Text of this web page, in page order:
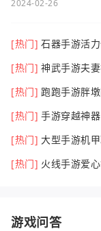
2024-02-26
[热门] 石器手游活
[热门] 神武手游夫
[热门] 跑跑手游胖
[热门] 手游穿越神
[热门] 大型手游机
[热门] 火线手游爱
游戏问答